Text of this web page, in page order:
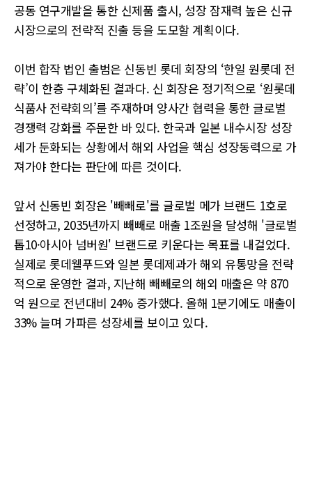
공동 연구개발을 통한 신제품 출시, 성장 잠재력 높은 신규
시장으로의 전략적 진출 등을 도모할 계획이다.
이번 합작 법인 출범은 신동빈 롯데 회장의 ‘한일 원롯데 전
략’이 한층 구체화된 결과다. 신 회장은 정기적으로 ‘원롯데
식품사 전략회의’를 주재하며 양사간 협력을 통한 글로벌
경쟁력 강화를 주문한 바 있다. 한국과 일본 내수시장 성장
세가 둔화되는 상황에서 해외 사업을 핵심 성장동력으로 가
져가야 한다는 판단에 따른 것이다.
앞서 신동빈 회장은 '빼빼로'를 글로벌 메가 브랜드 1호로
선정하고, 2035년까지 빼빼로 매출 1조원을 달성해 '글로벌
톱10·아시아 넘버원' 브랜드로 키운다는 목표를 내걸었다.
실제로 롯데웰푸드와 일본 롯데제과가 해외 유통망을 전략
적으로 운영한 결과, 지난해 빼빼로의 해외 매출은 약 870
억 원으로 전년대비 24% 증가했다. 올해 1분기에도 매출이
33% 늘며 가파른 성장세를 보이고 있다.